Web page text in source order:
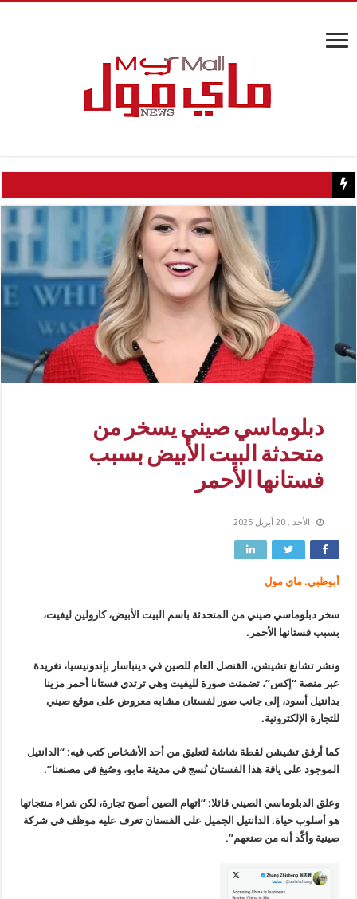
كيف تسبب سائح كويتي في إغلاق منزل عبدالحليم حافظ ومنع
دبلوماسي صيني يسخر من
متحدثة البيت الأبيض بسبب
فستانها الأحمر
الأحد , 20 أبريل 2025
أبوظبي. ماي مول
سخر دبلوماسي صيني من المتحدثة باسم البيت الأبيض، كارولين ليفيت،
بسبب فستانها الأحمر.
ونشر تشانغ تشيشن، القنصل العام للصين في دينباسار بإندونيسيا، تغريدة
عبر منصة “إكس”، تضمنت صورة لليفيت وهي ترتدي فستانا أحمر مزينا
بدانتيل أسود، إلى جانب صور لفستان مشابه معروض على موقع صيني
للتجارة الإلكترونية.
كما أرفق تشيشن لقطة شاشة لتعليق من أحد الأشخاص كتب فيه: “الدانتيل
الموجود على ياقة هذا الفستان نُسج في مدينة مابو، وصُبغ في مصنعنا”.
وعلق الدبلوماسي الصيني قائلا: “اتهام الصين أصبح تجارة، لكن شراء منتجاتها
هو أسلوب حياة. الدانتيل الجميل على الفستان تعرف عليه موظف في شركة
صينية وأكّد أنه من صنعهم”.